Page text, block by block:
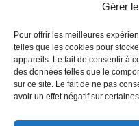
Gérer
Pour offrir les meilleures
telles que les cookies pour
appareils. Le fait de consentir à
des données telles que le
sur ce site. Le fait de ne pas
avoir un effet négatif sur
Un exemple chiffré
soit imposée à41 % avec
mari à11 %avec un
mutualisation, Marie
plafond de son conjoint
mutualisation, Marie peut